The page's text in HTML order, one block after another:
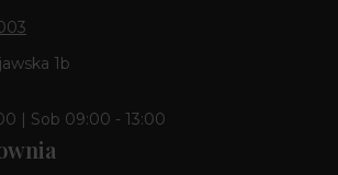
1b
| Sob 09:00 - 13:00